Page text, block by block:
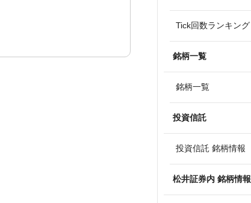
Tick回数ランキング
銘柄一覧
銘柄一覧
投資信託
投資信託 銘柄情報
松井証券内 銘柄情報